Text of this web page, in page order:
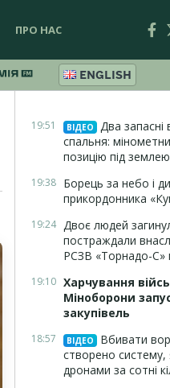
ПРО НАС
ENGLISH
19:51 ВІДЕО
Два запасні
спальня:
позицію під землею
19:38 Борець за небо і
прикордонника
19:24 Двоє людей
постраждали
РСЗВ «Торнадо-С»
19:10 Харчування
Міноборони
закупівель
18:57 ВІДЕО
Вбивати
створено систему,
дронами за сотні